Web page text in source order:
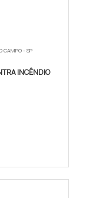
CAMPO - SP
INCÊNDIO